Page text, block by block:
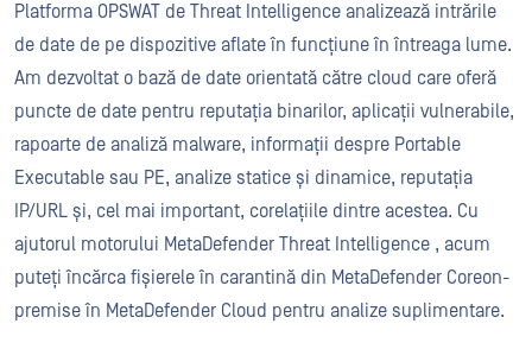
Platforma OPSWAT de Threat Intelligence analizează intrările
de date de pe dispozitive aflate în funcțiune în întreaga lume.
Am dezvoltat o bază de date orientată către cloud care oferă
puncte de date pentru reputația binarilor, aplicații vulnerabile,
rapoarte de analiză malware, informații despre Portable
Executable sau PE, analize statice și dinamice, reputația
IP/URL și, cel mai important, corelațiile dintre acestea. Cu
ajutorul motorului MetaDefender Threat Intelligence , acum
puteți încărca fișierele în carantină din MetaDefender Coreon-
premise în MetaDefender Cloud pentru analize suplimentare.